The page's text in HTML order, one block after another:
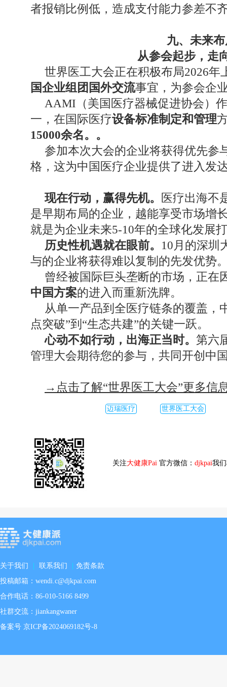
者报销比例低，造成支付能力参差不
九、未来
从参会起步，走
世界医工大会正在积极布局2026
国企业组团国外交流事宜，为参会企
AAMI（美国医疗器械促进协会）
一，在国际医疗设备标准制定和管理
15000余名。。
参加本次大会的企业将获得优先参
格，这为中国医疗企业提供了进入发
现在行动，赢得先机。
医疗出海不
是早期布局的企业，越能享受市场增
就是为企业未来5-10年的全球化发展
历史性机遇就在眼前。 10月的深圳
与的企业将获得难以复制的先发优势
曾经被国际巨头垄断的市场，正在
中国方案的进入而重新洗牌。
从单一产品到全医疗链条的覆盖，
点突破”到“生态共建”的关键一跃。
心动不如行动，出海正当时。 第六
管理大会期待您的参与，共同开创中
→点击了解“世界医工大会”更多信
迈瑞医疗 世界医工大会
关注大健康Pai 官方微信： djkpai我
关于我们 联系我们
免责条款
投稿邮箱：wendi.c@djkpai.com
合作电话：86-010-5166 8499
社群交流：jiankangwaner
备案号 京ICP备2024069182号-8